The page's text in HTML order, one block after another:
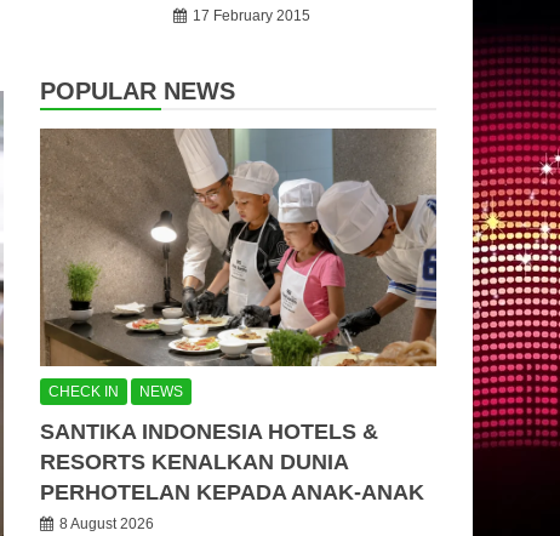
17 February 2015
POPULAR NEWS
CHECK IN NEWS
SANTIKA INDONESIA HOTELS &
RESORTS KENALKAN DUNIA
PERHOTELAN KEPADA ANAK-ANAK
8 August 2026